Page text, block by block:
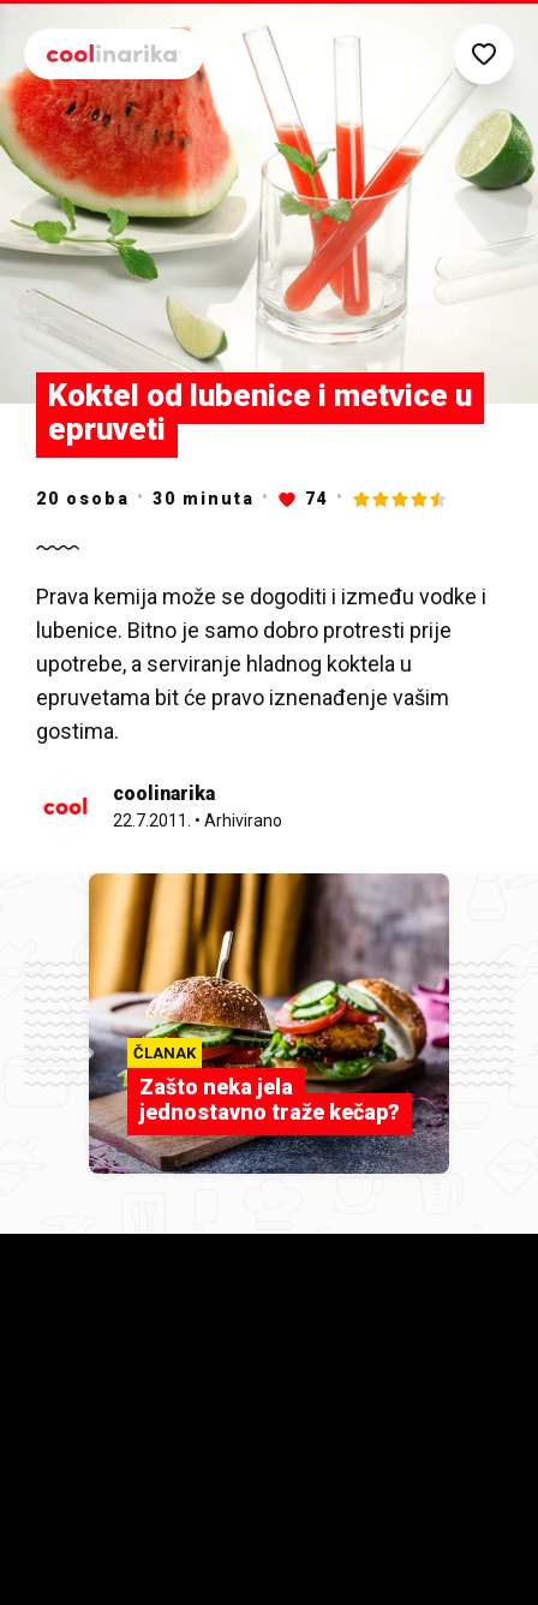
Koktel od lubenice i metvice u
epruveti
20 osoba 30 minuta 74
Prava kemija može se dogoditi i između vodke i
lubenice. Bitno je samo dobro protresti prije
upotrebe, a serviranje hladnog koktela u
epruvetama bit će pravo iznenađenje vašim
gostima.
coolinarika
22.7.2011. • Arhivirano
ČLANAK
Zašto neka jela
jednostavno traže kečap?